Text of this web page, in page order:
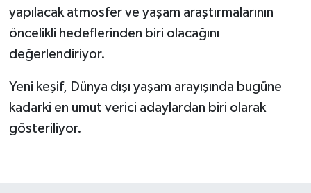
yapılacak atmosfer ve yaşam araştırmalarının
öncelikli hedeflerinden biri olacağını
değerlendiriyor.
Yeni keşif, Dünya dışı yaşam arayışında bugüne
kadarki en umut verici adaylardan biri olarak
gösteriliyor.